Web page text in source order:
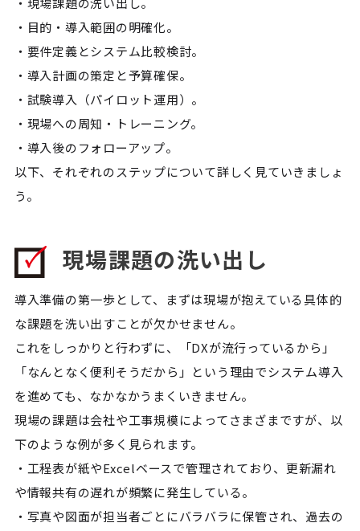
・目的・導入範囲の明確化。
・要件定義とシステム比較検討。
・導入計画の策定と予算確保。
・試験導入（パイロット運用）。
・現場への周知・トレーニング。
・導入後のフォローアップ。
以下、それぞれのステップについて詳しく見ていきましょ
う。
現場課題の洗い出し
導入準備の第一歩として、まずは現場が抱えている具体的
な課題を洗い出すことが欠かせません。
これをしっかりと行わずに、「DXが流行っているから」
「なんとなく便利そうだから」という理由でシステム導入
を進めても、なかなかうまくいきません。
現場の課題は会社や工事規模によってさまざまですが、以
下のような例が多く見られます。
・工程表が紙やExcelベースで管理されており、更新漏れ
や情報共有の遅れが頻繁に発生している。
・写真や図面が担当者ごとにバラバラに保管され、過去の